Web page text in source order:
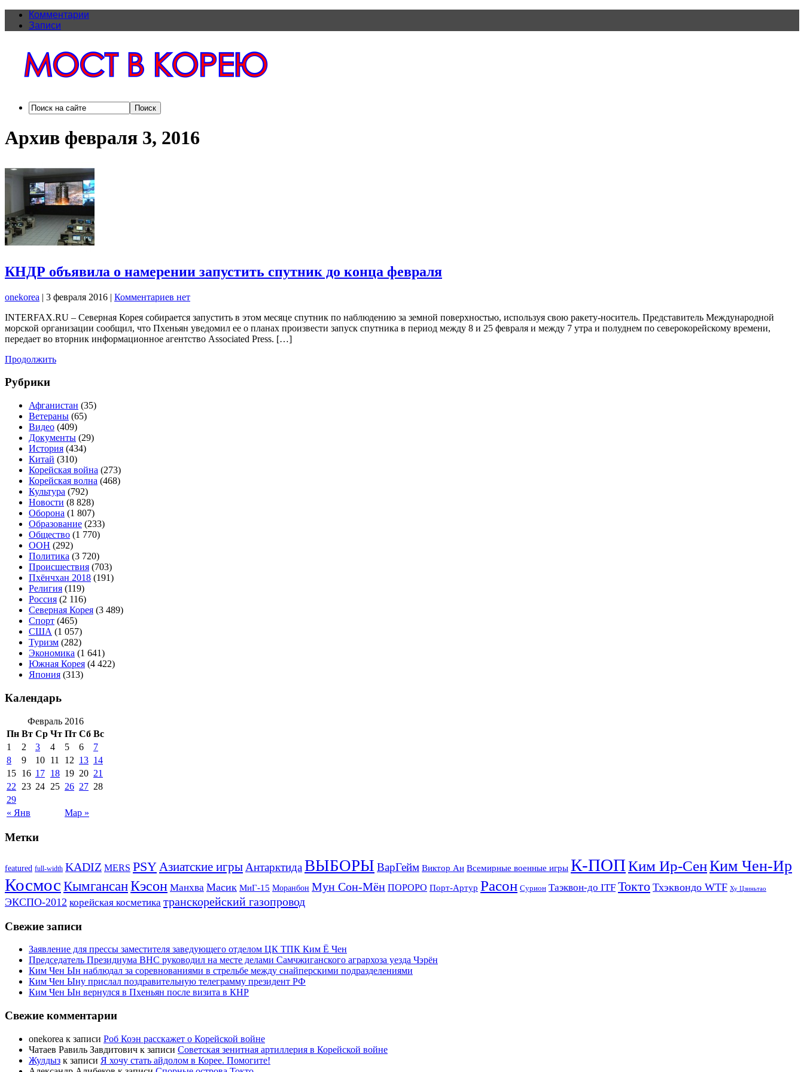
Комментарии
Записи
Архив февраля 3, 2016
КНДР объявила о намерении запустить спутник до конца февраля
onekorea | 3 февраля 2016 | Комментариев нет
INTERFAX.RU – Северная Корея собирается запустить в этом месяце спутник по наблюдению за земной поверхностью, используя свою ракету-носитель. Представитель Международной
морской организации сообщил, что Пхеньян уведомил ее о планах произвести запуск спутника в период между 8 и 25 февраля и между 7 утра и полуднем по северокорейскому времени,
передает во вторник информационное агентство Associated Press. […]
Продолжить
Рубрики
Афганистан (35)
Ветераны (65)
Видео (409)
Документы (29)
История (434)
Китай (310)
Корейская война (273)
Корейская волна (468)
Культура (792)
Новости (8 828)
Оборона (1 807)
Образование (233)
Общество (1 770)
ООН (292)
Политика (3 720)
Происшествия (703)
Пхёнчхан 2018 (191)
Религия (119)
Россия (2 116)
Северная Корея (3 489)
Спорт (465)
США (1 057)
Туризм (282)
Экономика (1 641)
Южная Корея (4 422)
Япония (313)
Календарь
Февраль 2016
Пн Вт Ср Чт Пт Сб Вс
« Янв Мар »
1 2 3 4 5 6
7
8
9 10 11 12 13 14
15 16 17 18 19 20 21
22
23 24 25 26 27 28
29
Метки
featured full-width KADIZ MERS PSYАзиатские игры АнтарктидаВЫБОРЫ ВарГейм Виктор Ан Всемирные военные игры К-ПОПКим Ир-СенКим Чен-Ир
Космос КымгансанКэсон Манхва Масик МиГ-15 Моранбон Мун Сон-Мён ПОРОРО Порт-Артур Расон Сурион Таэквон-до ITF Токто Тхэквондо WTF Ху Цзиньтао
ЭКСПО-2012 корейская косметика транскорейский газопровод
Свежие записи
Заявление для прессы заместителя заведующего отделом ЦК ТПК Ким Ё Чен
Председатель Президиума ВНС руководил на месте делами Самчжиганского агрархоза уезда Чэрён
Ким Чен Ын наблюдал за соревнованиями в стрельбе между снайперскими подразделениями
Ким Чен Ыну прислал поздравительную телеграмму президент РФ
Ким Чен Ын вернулся в Пхеньян после визита в КНР
Свежие комментарии
onekorea к записи Роб Коэн расскажет о Корейской войне
Чатаев Равиль Завдитович к записи Советская зенитная артиллерия в Корейской войне
Жулдыз к записи Я хочу стать айдолом в Корее. Помогите!